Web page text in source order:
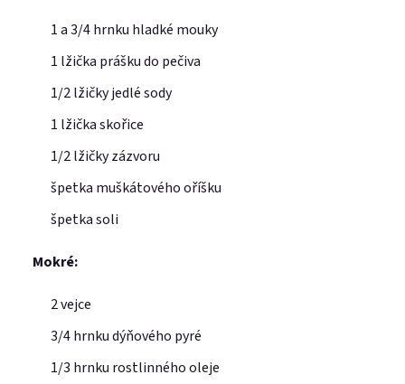
1 a 3/4 hrnku hladké mouky
1 lžička prášku do pečiva
1/2 lžičky jedlé sody
1 lžička skořice
1/2 lžičky zázvoru
špetka muškátového oříšku
špetka soli
Mokré:
2 vejce
3/4 hrnku dýňového pyré
1/3 hrnku rostlinného oleje